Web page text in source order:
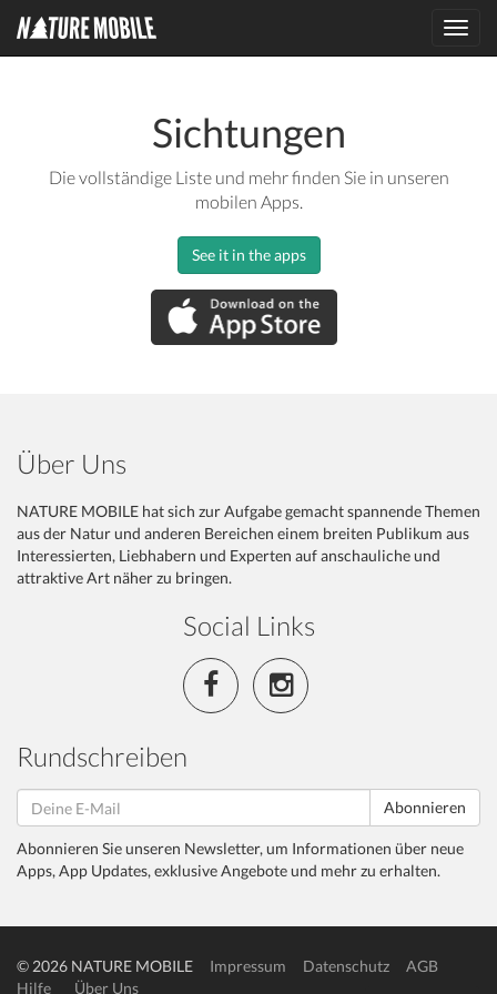
Sichtungen
Die vollständige Liste und mehr finden Sie in unseren
mobilen Apps.
See it in the apps
Über Uns
NATURE MOBILE hat sich zur Aufgabe gemacht spannende Themen
aus der Natur und anderen Bereichen einem breiten Publikum aus
Interessierten, Liebhabern und Experten auf anschauliche und
attraktive Art näher zu bringen.
Social Links
Rundschreiben
Abonnieren
Abonnieren Sie unseren Newsletter, um Informationen über neue
Apps, App Updates, exklusive Angebote und mehr zu erhalten.
© 2026 NATURE MOBILE Impressum Datenschutz
AGB
Hilfe
Über Uns